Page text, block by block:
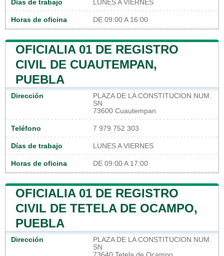
Días de trabajo LUNES A VIERNES
Horas de oficina DE 09:00 A 16:00
OFICIALIA 01 DE REGISTRO
CIVIL DE CUAUTEMPAN,
PUEBLA
Dirección
PLAZA DE LA CONSTITUCION NUM.
SN
73600 Cuautempan
Teléfono 7 979 752 303
Días de trabajo LUNES A VIERNES
Horas de oficina DE 09:00 A 17:00
OFICIALIA 01 DE REGISTRO
CIVIL DE TETELA DE OCAMPO,
PUEBLA
Dirección
PLAZA DE LA CONSTITUCION NUM.
SN